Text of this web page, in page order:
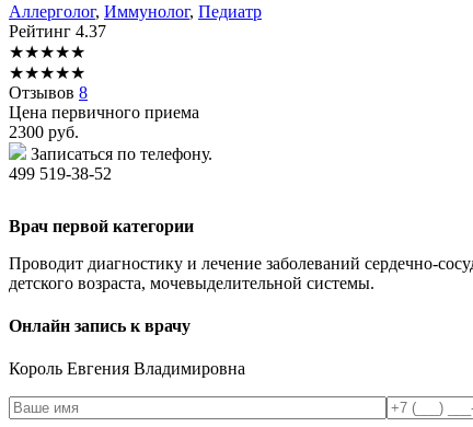
Аллерголог, Иммунолог, Педиатр
Рейтинг 4.37
★★★★★
★★★★★
Отзывов 8
Цена первичного приема
2300 руб.
Записаться по телефону.
499 519-38-52
Врач первой категории
Проводит диагностику и лечение заболеваний сердечно-
детского возраста, мочевыделительной системы.
Онлайн запись к врачу
Король Евгения Владимировна